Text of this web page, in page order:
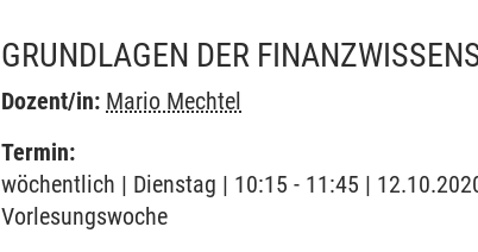
GRUNDLAGEN DER
Dozent/in: Mario Mechtel
Termin:
wöchentlich | Dienstag | 10:15 - 11:45 |
Vorlesungswoche